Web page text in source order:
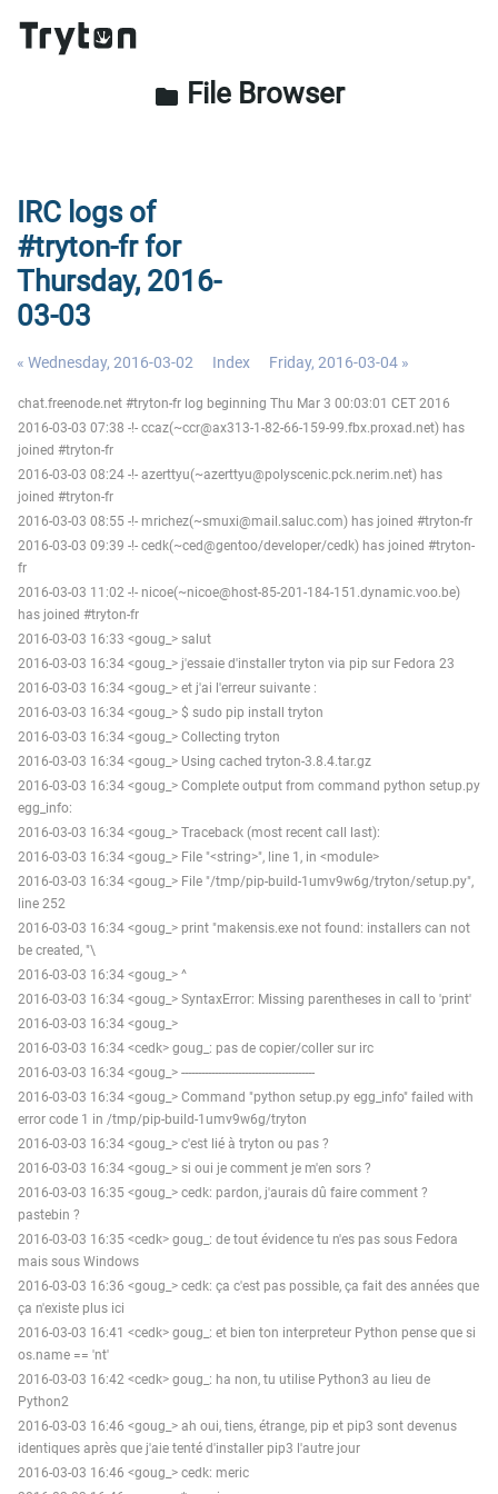
folder File Browser
IRC logs of
#tryton-fr for
Thursday, 2016-
03-03
« Wednesday, 2016-03-02 Index Friday, 2016-03-04 »
chat.freenode.net #tryton-fr log beginning Thu Mar 3 00:03:01 CET 2016
2016-03-03 07:38 -!- ccaz(~ccr@ax313-1-82-66-159-99.fbx.proxad.net) has
joined #tryton-fr
2016-03-03 08:24 -!- azerttyu(~azerttyu@polyscenic.pck.nerim.net) has
joined #tryton-fr
2016-03-03 08:55 -!- mrichez(~smuxi@mail.saluc.com) has joined #tryton-fr
2016-03-03 09:39 -!- cedk(~ced@gentoo/developer/cedk) has joined #tryton-
fr
2016-03-03 11:02 -!- nicoe(~nicoe@host-85-201-184-151.dynamic.voo.be)
has joined #tryton-fr
2016-03-03 16:33 <goug_> salut
2016-03-03 16:34 <goug_> j'essaie d'installer tryton via pip sur Fedora 23
2016-03-03 16:34 <goug_> et j'ai l'erreur suivante :
2016-03-03 16:34 <goug_> $ sudo pip install tryton
2016-03-03 16:34 <goug_> Collecting tryton
2016-03-03 16:34 <goug_> Using cached tryton-3.8.4.tar.gz
2016-03-03 16:34 <goug_> Complete output from command python setup.py
egg_info:
2016-03-03 16:34 <goug_> Traceback (most recent call last):
2016-03-03 16:34 <goug_> File "<string>", line 1, in <module>
2016-03-03 16:34 <goug_> File "/tmp/pip-build-1umv9w6g/tryton/setup.py",
line 252
2016-03-03 16:34 <goug_> print "makensis.exe not found: installers can not
be created, "\
2016-03-03 16:34 <goug_> ^
2016-03-03 16:34 <goug_> SyntaxError: Missing parentheses in call to 'print'
2016-03-03 16:34 <goug_>
2016-03-03 16:34 <cedk> goug_: pas de copier/coller sur irc
2016-03-03 16:34 <goug_> ----------------------------------------
2016-03-03 16:34 <goug_> Command "python setup.py egg_info" failed with
error code 1 in /tmp/pip-build-1umv9w6g/tryton
2016-03-03 16:34 <goug_> c'est lié à tryton ou pas ?
2016-03-03 16:34 <goug_> si oui je comment je m'en sors ?
2016-03-03 16:35 <goug_> cedk: pardon, j'aurais dû faire comment ?
pastebin ?
2016-03-03 16:35 <cedk> goug_: de tout évidence tu n'es pas sous Fedora
mais sous Windows
2016-03-03 16:36 <goug_> cedk: ça c'est pas possible, ça fait des années que
ça n'existe plus ici
2016-03-03 16:41 <cedk> goug_: et bien ton interpreteur Python pense que si
os.name == 'nt'
2016-03-03 16:42 <cedk> goug_: ha non, tu utilise Python3 au lieu de
Python2
2016-03-03 16:46 <goug_> ah oui, tiens, étrange, pip et pip3 sont devenus
identiques après que j'aie tenté d'installer pip3 l'autre jour
2016-03-03 16:46 <goug_> cedk: meric